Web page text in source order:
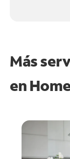
Más
en